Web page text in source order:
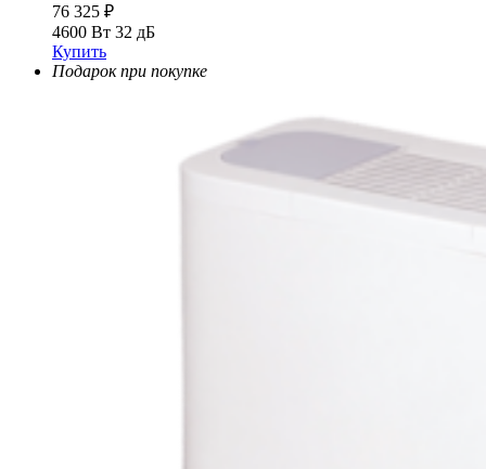
76 325 ₽
4600 Вт 32 дБ
Купить
Подарок при покупке